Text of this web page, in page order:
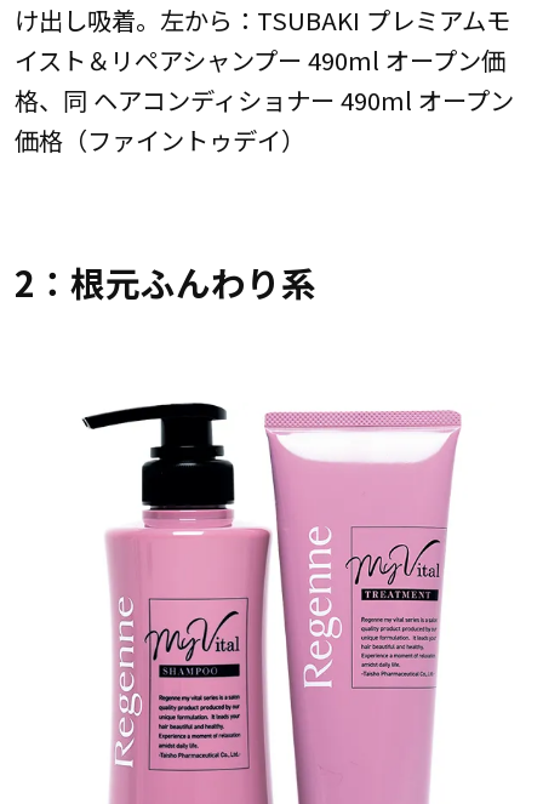
け出し吸着。左から：TSUBAKI プレミアムモ
イスト＆リペアシャンプー 490ml オープン価
格、同 ヘアコンディショナー 490ml オープン
価格（ファイントゥデイ）
2：根元ふんわり系